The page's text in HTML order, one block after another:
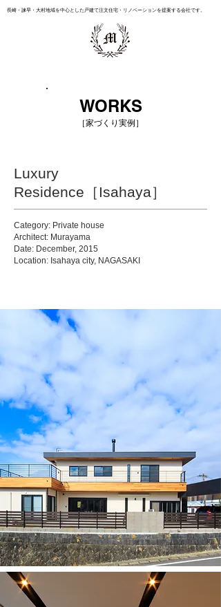
長崎・諫早・大村地域を中心とした戸建て注文住宅・リノベーションを提案する会社です。
WORKS
［家づくり実例］
Luxury
Residence［Isahaya］
Category: Private house
Architect: Murayama
Date: December, 2015
Location: Isahaya city, NAGASAKI